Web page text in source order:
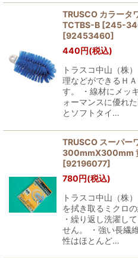
TRUSCO カラータ
TCTBS-B [245-
[92453460]
440円(税込)
トラスコ中山（株
理などができるＨ
す。 ・線材にメッ
ォーマンスに優れ
とソフトタイ…
TRUSCO スーパー
300mmX300mm
[92196077]
780円(税込)
トラスコ中山（株
を拭き取るミクロ
・繰り返し洗濯し
せん。 ・強い長繊
性はほとんど…